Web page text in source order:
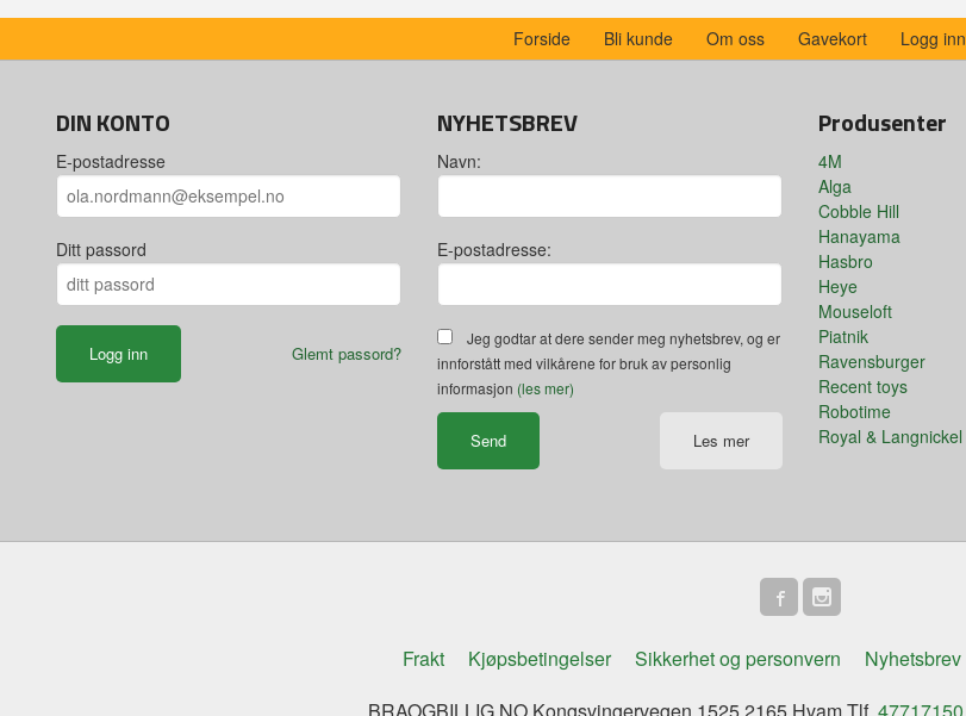
Forside Bli kunde Om oss Gavekort Logg inn
DIN KONTO
E-postadresse
Ditt passord
Glemt passord?
NYHETSBREV
Navn:
E-postadresse:
Jeg godtar at dere sender meg nyhetsbrev, og er
innforstått med vilkårene for bruk av personlig
informasjon (les mer)
Les mer
Produsenter
4M
Alga
Cobble Hill
Hanayama
Hasbro
Heye
Mouseloft
Piatnik
Ravensburger
Recent toys
Robotime
Royal & Langnickel
Frakt Kjøpsbetingelser Sikkerhet og personvern Nyhetsbrev
BRAOGBILLIG.NO Kongsvingervegen 1525 2165 Hvam Tlf. 47717150